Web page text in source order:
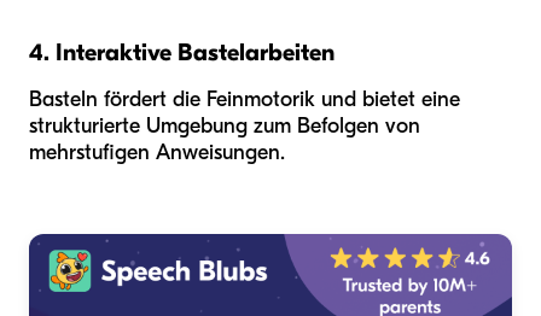
4. Interaktive Bastelarbeiten
Basteln fördert die Feinmotorik und bietet eine
strukturierte Umgebung zum Befolgen von
mehrstufigen Anweisungen.